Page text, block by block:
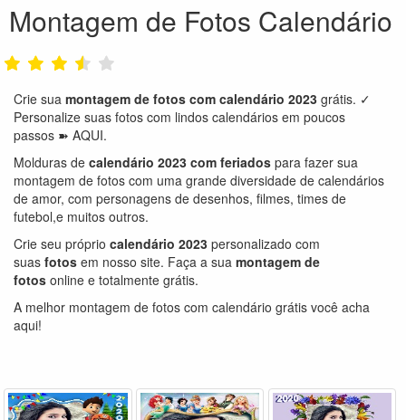
Montagem de Fotos Calendário
Crie sua montagem de fotos com calendário 2023 grátis. ✓
Personalize suas fotos com lindos calendários em poucos
passos ➽ AQUI.
Molduras de calendário 2023 com feriados para fazer sua
montagem de fotos com uma grande diversidade de calendários
de amor, com personagens de desenhos, filmes, times de
futebol,e muitos outros.
Crie seu próprio calendário 2023 personalizado com
suas fotos em nosso site. Faça a sua montagem de
fotos online e totalmente grátis.
A melhor montagem de fotos com calendário grátis você acha
aqui!